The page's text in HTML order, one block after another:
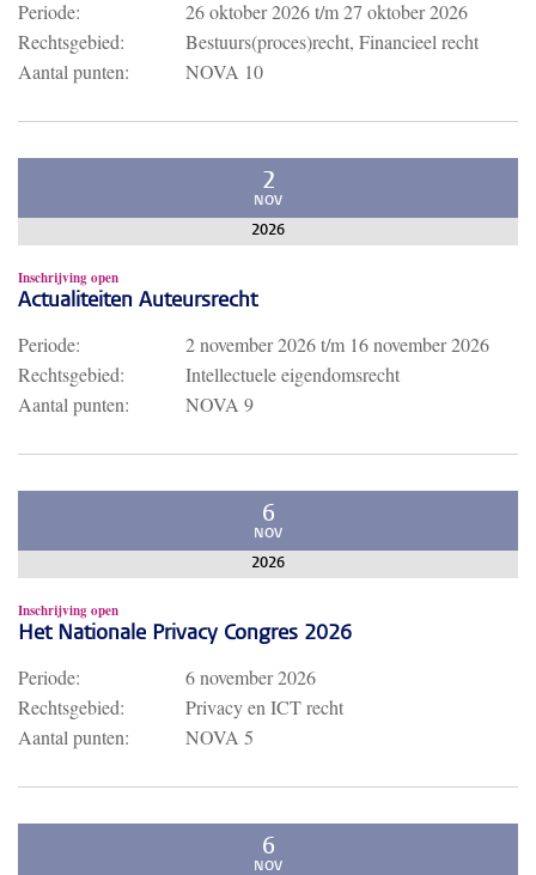
Periode: 26 oktober 2026t/m27 oktober 2026
Rechtsgebied:
Bestuurs(proces)recht, Financieel recht
Aantal punten:
NOVA 10
2
NOV
2026
Inschrijving open
Actualiteiten Auteursrecht
Periode: 2 november 2026t/m 16 november 2026
Rechtsgebied:
Intellectuele eigendomsrecht
Aantal punten:
NOVA 9
6
NOV
2026
Inschrijving open
Het Nationale Privacy Congres 2026
Periode:
6 november 2026
Rechtsgebied:
Privacy en ICT recht
Aantal punten:
NOVA 5
6
NOV